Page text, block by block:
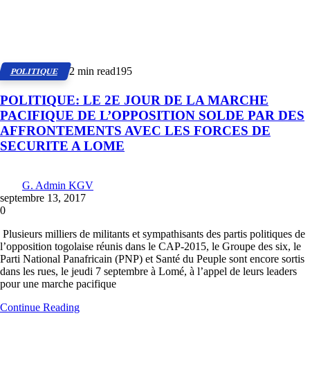
POLITIQUE 2 min read195
POLITIQUE: LE 2E JOUR DE LA MARCHE
PACIFIQUE DE L’OPPOSITION SOLDE PAR DES
AFFRONTEMENTS AVEC LES FORCES DE
SECURITE A LOME
G. Admin KGV
septembre 13, 2017
0
Plusieurs milliers de militants et sympathisants des partis politiques de
l’opposition togolaise réunis dans le CAP-2015, le Groupe des six, le
Parti National Panafricain (PNP) et Santé du Peuple sont encore sortis
dans les rues, le jeudi 7 septembre à Lomé, à l’appel de leurs leaders
pour une marche pacifique
Continue Reading